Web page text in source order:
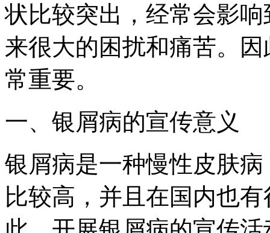
状比较突出，经常会影
来很大的困扰和痛苦。
常重要。
一、银屑病的宣传意义
银屑病是一种慢性皮肤
比较高，并且在国内也